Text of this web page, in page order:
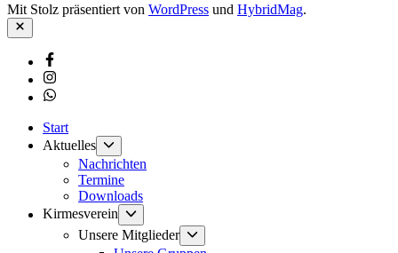
Mit Stolz präsentiert von WordPress und HybridMag.
Schließen
Facebook
Instagram
Whatsapp
Start
Aktuelles
anzeigen
Nachrichten
Termine
Downloads
Kirmesverein
Untermenü
anzeigen
Unsere Mitglieder
anzeigen